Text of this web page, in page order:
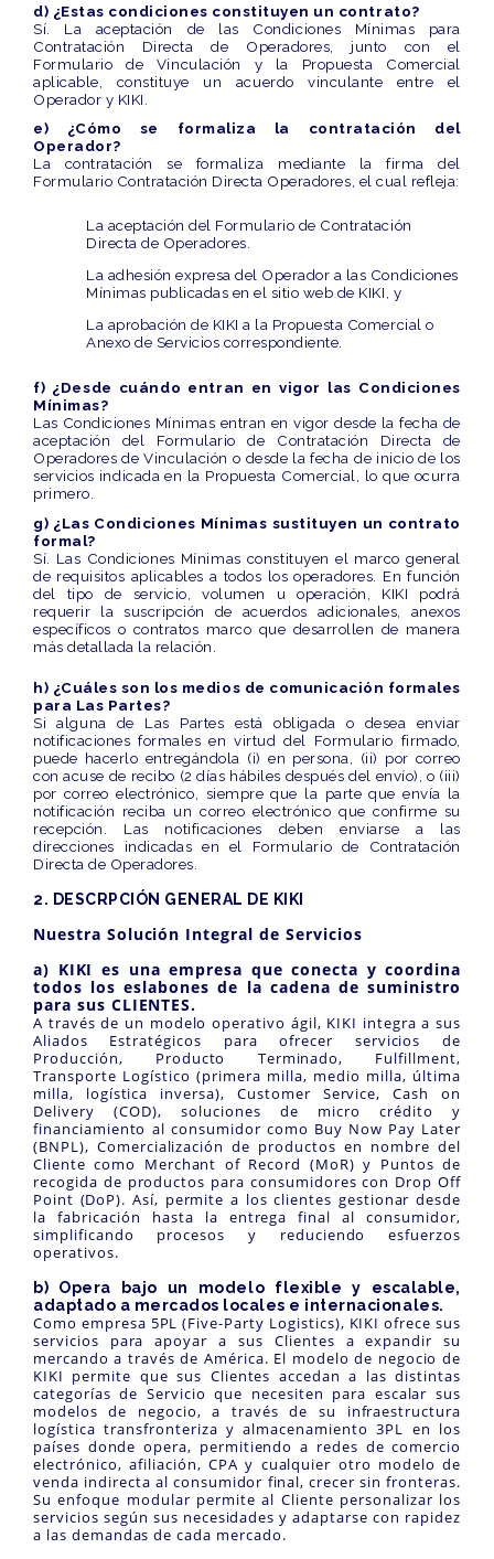
d) ¿Estas condiciones constituyen un contrato?
Sí. La aceptación de las Condiciones Mínimas para
Contratación Directa de Operadores, junto con el
Formulario de Vinculación y la Propuesta Comercial
aplicable, constituye un acuerdo vinculante entre el
Operador y KIKI.
e) ¿Cómo se formaliza la contratación del
Operador?
La contratación se formaliza mediante la firma del
Formulario Contratación Directa Operadores, el cual refleja:
La aceptación del Formulario de Contratación
Directa de Operadores.
La adhesión expresa del Operador a las Condiciones
Mínimas publicadas en el sitio web de KIKI, y
La aprobación de KIKI a la Propuesta Comercial o
Anexo de Servicios correspondiente.
f) ¿Desde cuándo entran en vigor las Condiciones
Mínimas?
Las Condiciones Mínimas entran en vigor desde la fecha de
aceptación del Formulario de Contratación Directa de
Operadores de Vinculación o desde la fecha de inicio de los
servicios indicada en la Propuesta Comercial, lo que ocurra
primero.
g) ¿Las Condiciones Mínimas sustituyen un contrato
formal?
Sí. Las Condiciones Mínimas constituyen el marco general
de requisitos aplicables a todos los operadores. En función
del tipo de servicio, volumen u operación, KIKI podrá
requerir la suscripción de acuerdos adicionales, anexos
específicos o contratos marco que desarrollen de manera
más detallada la relación.
h) ¿Cuáles son los medios de comunicación formales
para Las Partes?
Si alguna de Las Partes está obligada o desea enviar
notificaciones formales en virtud del Formulario firmado,
puede hacerlo entregándola (i) en persona, (ii) por correo
con acuse de recibo (2 días hábiles después del envío), o (iii)
por correo electrónico, siempre que la parte que envía la
notificación reciba un correo electrónico que confirme su
recepción. Las notificaciones deben enviarse a las
direcciones indicadas en el Formulario de Contratación
Directa de Operadores.
2. DESCRPCIÓN GENERAL DE KIKI
Nuestra Solución Integral de Servicios
a) KIKI es una empresa que conecta y coordina
todos los eslabones de la cadena de suministro
para sus CLIENTES.
A través de un modelo operativo ágil, KIKI integra a sus
Aliados Estratégicos para ofrecer servicios de
Producción, Producto Terminado, Fulfillment,
Transporte Logístico (primera milla, medio milla, última
milla, logística inversa), Customer Service, Cash on
Delivery (COD), soluciones de micro crédito y
financiamiento al consumidor como Buy Now Pay Later
(BNPL), Comercialización de productos en nombre del
Cliente como Merchant of Record (MoR) y Puntos de
recogida de productos para consumidores con Drop Off
Point (DoP). Así, permite a los clientes gestionar desde
la fabricación hasta la entrega final al consumidor,
simplificando procesos y reduciendo esfuerzos
operativos.
b) Opera bajo un modelo flexible y escalable,
adaptado a mercados locales e internacionales.
Como empresa 5PL (Five-Party Logistics), KIKI ofrece sus
servicios para apoyar a sus Clientes a expandir su
mercando a través de América. El modelo de negocio de
KIKI permite que sus Clientes accedan a las distintas
categorías de Servicio que necesiten para escalar sus
modelos de negocio, a través de su infraestructura
logística transfronteriza y almacenamiento 3PL en los
países donde opera, permitiendo a redes de comercio
electrónico, afiliación, CPA y cualquier otro modelo de
venda indirecta al consumidor final, crecer sin fronteras.
Su enfoque modular permite al Cliente personalizar los
servicios según sus necesidades y adaptarse con rapidez
a las demandas de cada mercado.